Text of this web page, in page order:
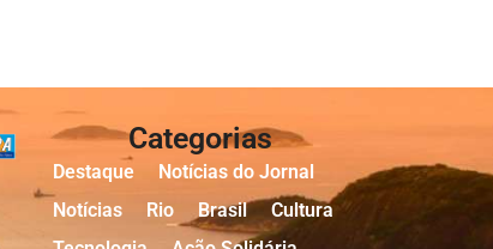
Categorias
Destaque
Notícias do Jornal
Notícias
Rio Brasil
Cultura